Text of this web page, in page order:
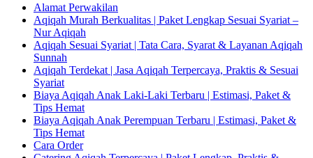
Alamat Perwakilan
Aqiqah Murah Berkualitas | Paket Lengkap Sesuai Syariat –
Nur Aqiqah
Aqiqah Sesuai Syariat | Tata Cara, Syarat & Layanan Aqiqah
Sunnah
Aqiqah Terdekat | Jasa Aqiqah Terpercaya, Praktis & Sesuai
Syariat
Biaya Aqiqah Anak Laki-Laki Terbaru | Estimasi, Paket &
Tips Hemat
Biaya Aqiqah Anak Perempuan Terbaru | Estimasi, Paket &
Tips Hemat
Cara Order